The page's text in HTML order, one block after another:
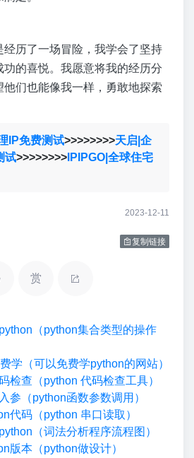
经历了一场冒险，我学会了坚持
的喜悦。我愿意将我的经历分
们也能像我一样，勇敢地探索
IP免费测试>>>>>>>>天启|企
试>>>>>>>>IPIPGO|全球住宅
2023-12-11
复制链接
赏
（python集合类型的操作
学（可以免费学python的网站）
检查（python 代码检查工具）
参（python函数参数调用）
代码（python 串口读取）
（词法分析程序流程图）
版本（python做设计）